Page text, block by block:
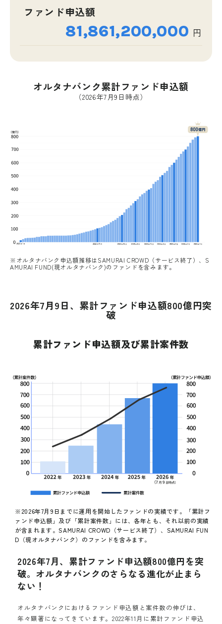
ファンド申込額
81,861,200,000 円
オルタナバンク累計ファンド申込額
（2026年7月9日時点）
※オルタナバンク申込額推移はSAMURAI CROWD（サービス終了）、S
AMURAI FUND(現オルタナバンク)のファンドを含みます。
2026年7月9日、累計ファンド申込額800億円突
破
累計ファンド申込額及び累計案件数
2026年7月、累計ファンド申込額800億円を突
破。オルタナバンクのさらなる進化が止まら
ない！
オルタナバンクにおけるファンド申込額と案件数の伸びは、
年々顕著になってきています。2022年11月に累計ファンド申込
※2026年7月9日までに運用を開始したファンドの実績です。「累計フ
ァンド申込額」及び「累計案件数」には、各年とも、それ以前の実績
が含まれます。SAMURAI CROWD（サービス終了）、SAMURAI FUN
D（現オルタナバンク）のファンドを含みます。